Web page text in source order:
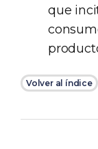
que
Volver al índice